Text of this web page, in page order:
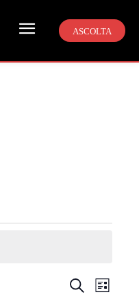
ASCOLTA
Eventi
CercaLista